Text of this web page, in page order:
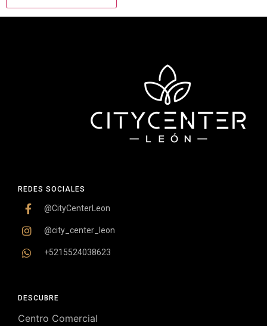
DESCUBRE
Centro Comercial
REDES SOCIALES
@CityCenterLeon
@city_center_leon
+5215524038623